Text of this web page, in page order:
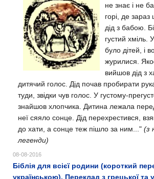
не знає і не
горі, де зараз
дід з бабою.
густий хміль.
було дітей, і
журилися.
вийшов дід з
дитячий голос. Дід почав пробирати
туди, звідки чув голос. У густому-
знайшов хлопчика. Дитина лежала
неї сяяло сонце. Дід перехрестився,
до хати, а сонце теж пішло за ним..." (з
легенди)
08-08-2016
Біблія для всієї родини (короткий
українською). Переклад з грецької та